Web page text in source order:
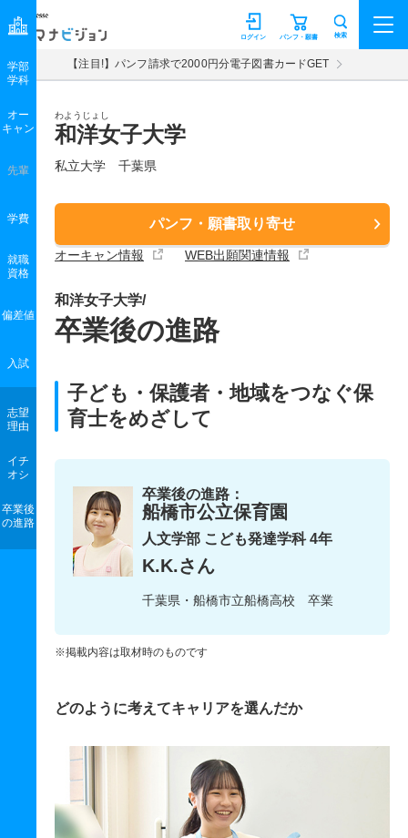
マナビジョン パンフ・願書
ログイン 検索
【注目!】パンフ請求で2000円分電子図書カードGET
わようじょし
和洋女子大学
私立大学 千葉県
パンフ・願書取り寄せ
オーキャン情報 WEB出願関連情報
学部
学科
オー
キャン
先輩
学費
就職
資格
偏差値
入試
志望
理由
イチ
オシ
卒業後
の進路
和洋女子大学/
卒業後の進路
子ども・保護者・地域をつなぐ保
育士をめざして
卒業後の進路：
船橋市公立保育園
人文学部 こども発達学科 4年
K.K.さん
千葉県・船橋市立船橋高校 卒業
※掲載内容は取材時のものです
どのように考えてキャリアを選んだか